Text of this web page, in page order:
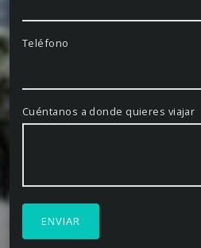
Internacional Alejandro
Full Day a Machu
Teléfono
Cuéntanos a donde quieres viajar